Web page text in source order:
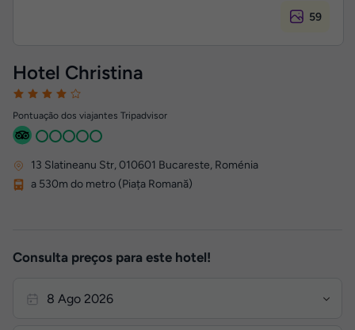
59
Hotel Christina
Pontuação dos viajantes Tripadvisor
13 Slatineanu Str,010601 Bucareste, Roménia
a 530m do metro (Piața Romană)
Consulta preços para este hotel!